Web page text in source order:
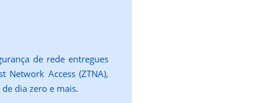
de rede entregues
Network Access (ZTNA),
dia zero e mais.